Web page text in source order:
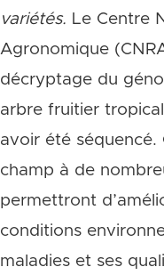
variétés. Le Centre
Agronomique
décryptage du
arbre fruitier
avoir été séquencé.
champ à de
permettront
conditions
maladies et ses